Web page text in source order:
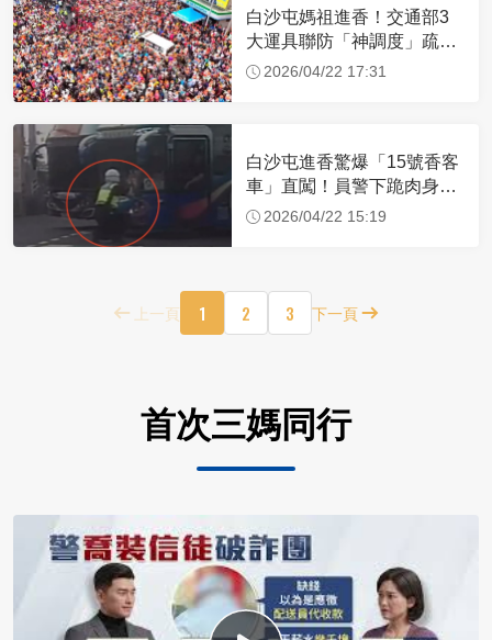
白沙屯媽祖進香！交通部3
大運具聯防「神調度」疏運
32.1萬創新高
2026/04/22 17:31
白沙屯進香驚爆「15號香客
車」直闖！員警下跪肉身擋
車：讓行人先過
2026/04/22 15:19
上一頁 1 2 3 下一頁
首次三媽同行